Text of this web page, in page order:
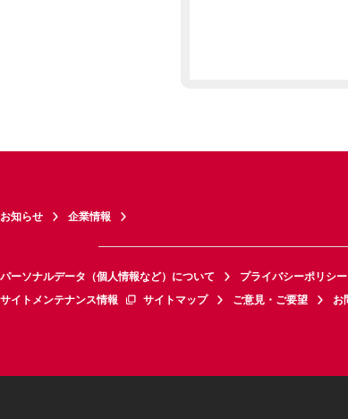
お知らせ 企業情報
パーソナルデータ（個人情報など）について プライバシーポリシー
サイトメンテナンス情報
サイトマップ ご意見・ご要望 お